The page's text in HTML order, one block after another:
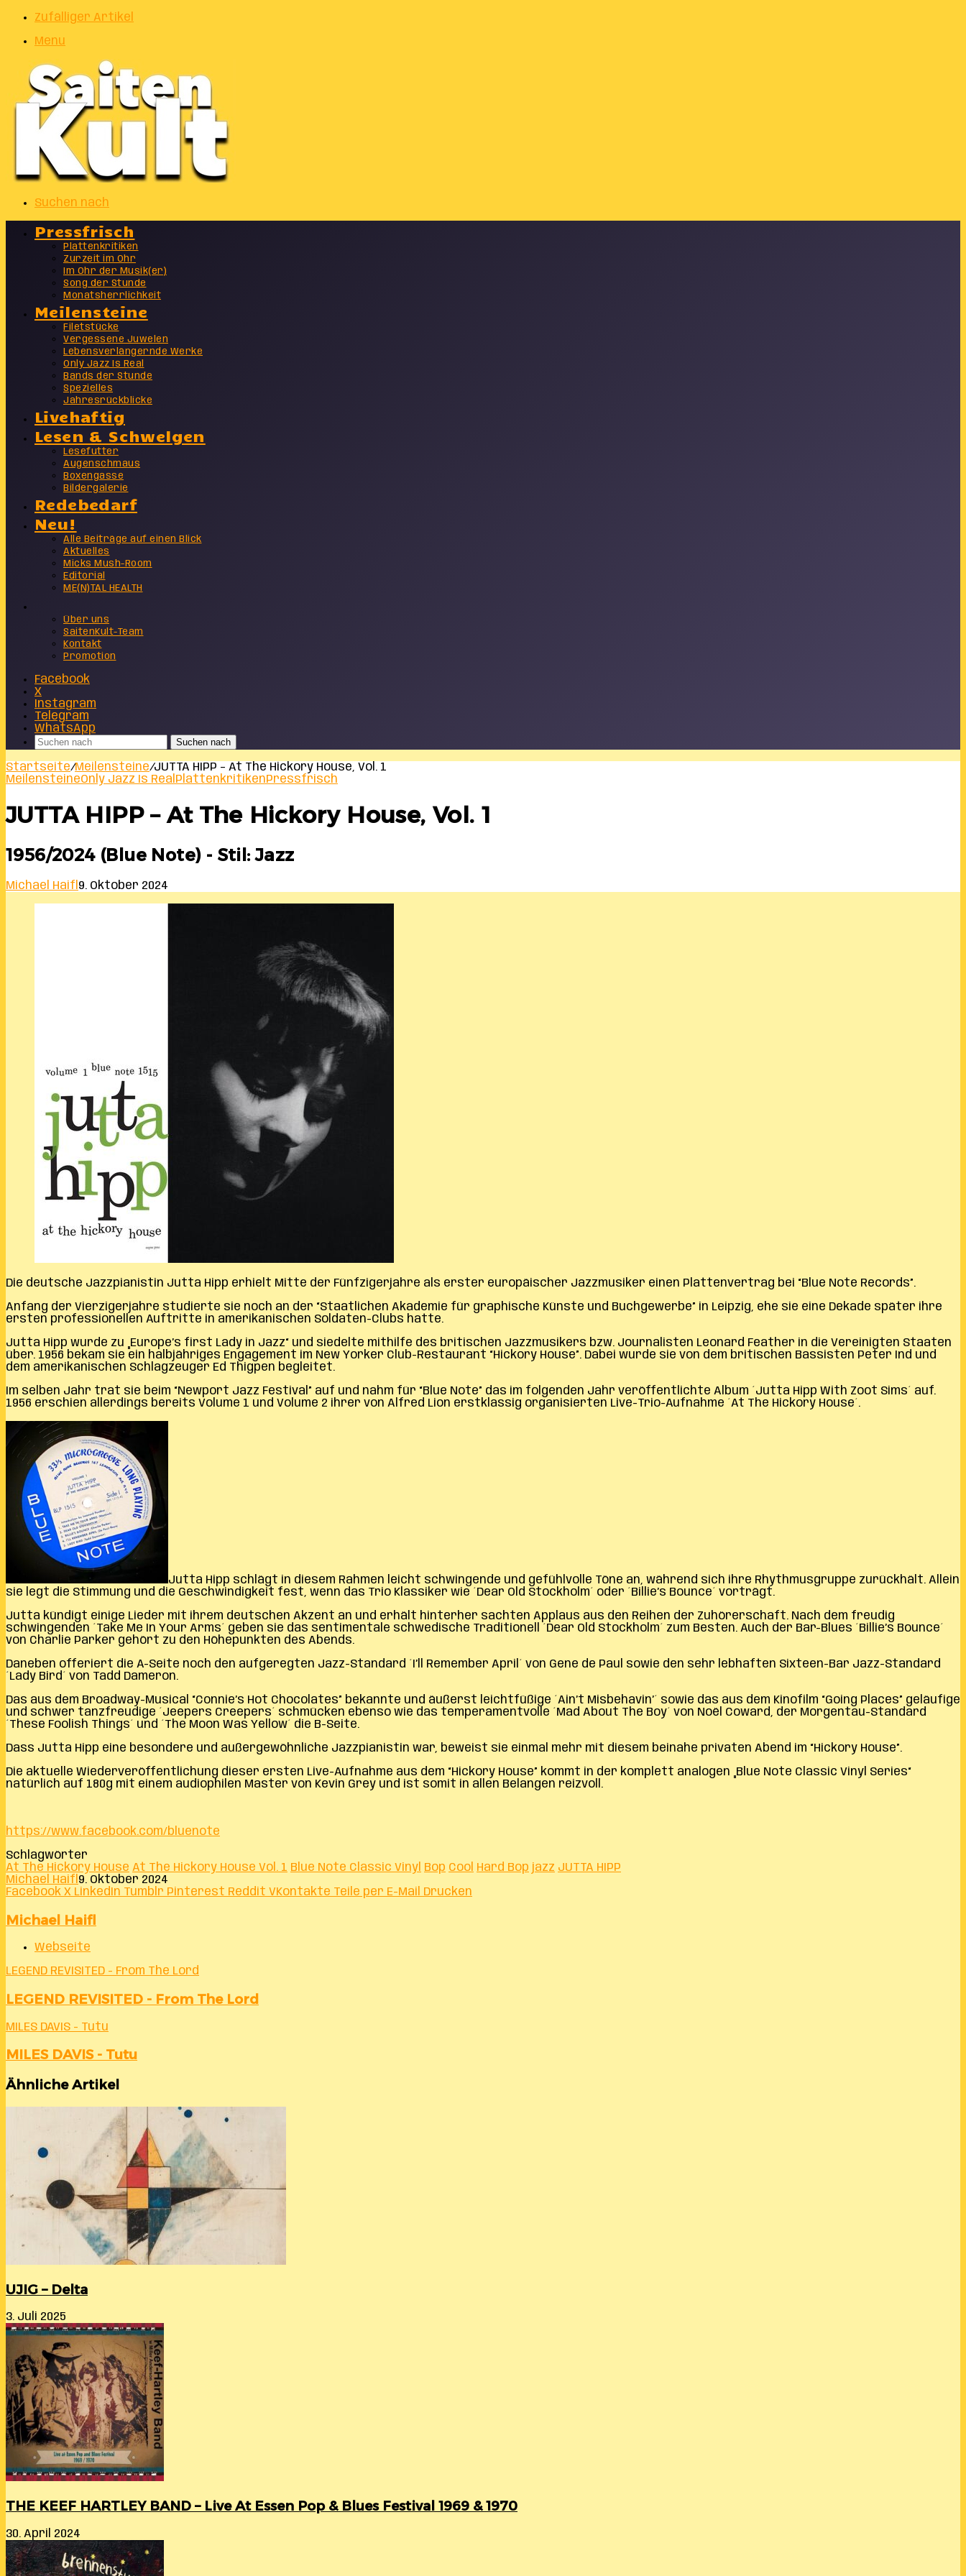
Zufälliger Artikel
Menu
Suchen nach
Pressfrisch
Plattenkritiken
Zurzeit im Ohr
Im Ohr der Musik(er)
Song der Stunde
Monatsherrlichkeit
Meilensteine
Filetstücke
Vergessene Juwelen
Lebensverlängernde Werke
Only Jazz Is Real
Bands der Stunde
Spezielles
Jahresrückblicke
Livehaftig
Lesen & Schwelgen
Lesefutter
Augenschmaus
Boxengasse
Bildergalerie
Redebedarf
Neu!
Alle Beiträge auf einen Blick
Aktuelles
Micks Mush-Room
Editorial
ME(N)TAL HEALTH
Über uns
SaitenKult-Team
Kontakt
Promotion
Facebook
X
Instagram
Telegram
WhatsApp
Suchen nach
Startseite/Meilensteine/JUTTA HIPP – At The Hickory House, Vol. 1
MeilensteineOnly Jazz Is Real PlattenkritikenPressfrisch
JUTTA HIPP – At The Hickory House, Vol. 1
1956/2024 (Blue Note) - Stil: Jazz
Michael Haifl 9. Oktober 2024
Die deutsche Jazzpianistin Jutta Hipp erhielt Mitte der Fünfzigerjahre als erster europäischer Jazzmusiker einen Plattenvertrag bei “Blue Note Records”.
Anfang der Vierzigerjahre studierte sie noch an der “Staatlichen Akademie für graphische Künste und Buchgewerbe” in Leipzig, ehe sie eine Dekade später ihre
ersten professionellen Auftritte in amerikanischen Soldaten-Clubs hatte.
Jutta Hipp wurde zu „Europe’s first Lady in Jazz“ und siedelte mithilfe des britischen Jazzmusikers bzw. Journalisten Leonard Feather in die Vereinigten Staaten
über. 1956 bekam sie ein halbjähriges Engagement im New Yorker Club-Restaurant “Hickory House”. Dabei wurde sie von dem britischen Bassisten Peter Ind und
dem amerikanischen Schlagzeuger Ed Thigpen begleitet.
Im selben Jahr trat sie beim “Newport Jazz Festival” auf und nahm für “Blue Note” das im folgenden Jahr veröffentlichte Album ´Jutta Hipp With Zoot Sims´ auf.
1956 erschien allerdings bereits Volume 1 und Volume 2 ihrer von Alfred Lion erstklassig organisierten Live-Trio-Aufnahme ´At The Hickory House´.
Jutta Hipp schlägt in diesem Rahmen leicht schwingende und gefühlvolle Töne an, während sich ihre Rhythmusgruppe zurückhält. Allein
sie legt die Stimmung und die Geschwindigkeit fest, wenn das Trio Klassiker wie ´Dear Old Stockholm´ oder ´Billie’s Bounce´ vorträgt.
Jutta kündigt einige Lieder mit ihrem deutschen Akzent an und erhält hinterher sachten Applaus aus den Reihen der Zuhörerschaft. Nach dem freudig
schwingenden ´Take Me In Your Arms´ geben sie das sentimentale schwedische Traditionell ´Dear Old Stockholm´ zum Besten. Auch der Bar-Blues ´Billie’s Bounce´
von Charlie Parker gehört zu den Höhepunkten des Abends.
Daneben offeriert die A-Seite noch den aufgeregten Jazz-Standard ´I’ll Remember April´ von Gene de Paul sowie den sehr lebhaften Sixteen-Bar Jazz-Standard
´Lady Bird´ von Tadd Dameron.
Das aus dem Broadway-Musical “Connie’s Hot Chocolates” bekannte und äußerst leichtfüßige ´Ain’t Misbehavin’´ sowie das aus dem Kinofilm “Going Places” geläufige
und schwer tanzfreudige ´Jeepers Creepers´ schmücken ebenso wie das temperamentvolle ´Mad About The Boy´ von Noël Coward, der Morgentau-Standard
´These Foolish Things´ und ´The Moon Was Yellow´ die B-Seite.
Dass Jutta Hipp eine besondere und außergewöhnliche Jazzpianistin war, beweist sie einmal mehr mit diesem beinahe privaten Abend im “Hickory House”.
Die aktuelle Wiederveröffentlichung dieser ersten Live-Aufnahme aus dem “Hickory House” kommt in der komplett analogen „Blue Note Classic Vinyl Series“
natürlich auf 180g mit einem audiophilen Master von Kevin Grey und ist somit in allen Belangen reizvoll.
https://www.facebook.com/bluenote
Schlagwörter
At The Hickory House At The Hickory House Vol. 1 Blue Note Classic Vinyl Bop Cool Hard Bop jazz JUTTA HIPP
Michael Haifl 9. Oktober 2024
Facebook X LinkedIn Tumblr Pinterest Reddit VKontakte Teile per E-Mail Drucken
Michael Haifl
Webseite
LEGEND REVISITED - From The Lord
LEGEND REVISITED - From The Lord
MILES DAVIS - Tutu
MILES DAVIS - Tutu
Ähnliche Artikel
UJIG – Delta
3. Juli 2025
THE KEEF HARTLEY BAND – Live At Essen Pop & Blues Festival 1969 & 1970
30. April 2024